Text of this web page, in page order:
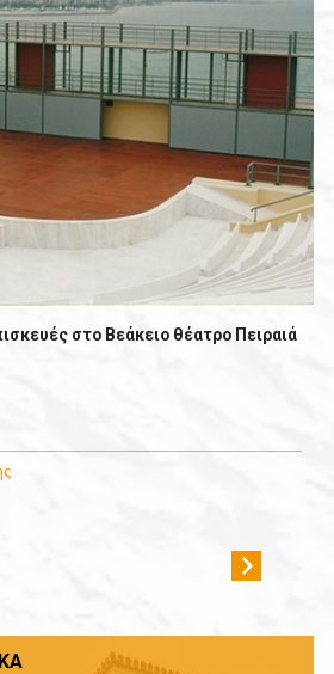
στο Βεάκειο θέατρο Πειραιά